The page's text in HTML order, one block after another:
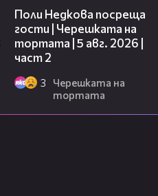
Поли Недкова посреща
гости | Черешката на
тортата | 5 авг. 2026 |
част 2
3
Черешката на
тортата